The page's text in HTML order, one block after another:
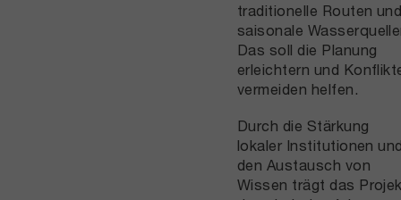
traditionelle Routen
saisonale
Das soll die Planung
erleichtern und
vermeiden helfen.
Durch die Stärkung
lokaler Institutionen
den Austausch von
Wissen trägt das